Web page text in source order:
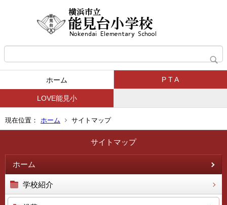
ホーム P T A
LOVE能見小
現在位置： ホーム サイトマップ
サイトマップ
ホーム
学校紹介